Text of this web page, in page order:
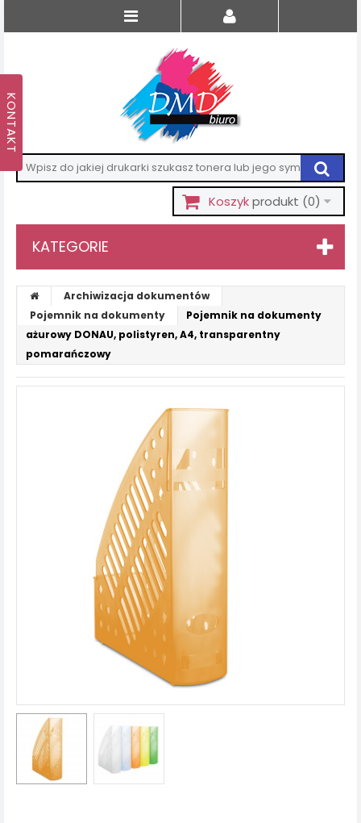
Koszykprodukt (0)
KATEGORIE
Archiwizacja dokumentów
Pojemnik na dokumenty
Pojemnik na dokumenty
ażurowy DONAU, polistyren, A4, transparentny
pomarańczowy